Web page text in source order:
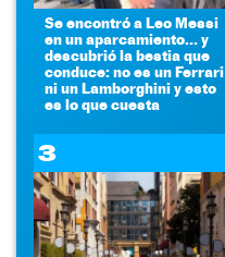
Se encontró a Leo Messi
en un aparcamiento... y
descubrió la bestia que
conduce: no es un Ferrari
ni un Lamborghini y esto
es lo que cuesta
3